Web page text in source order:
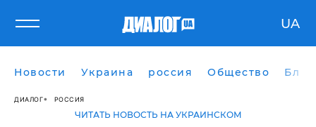
UA
Новости Украина россия Общество
ДИАЛОГ РОССИЯ
ЧИТАТЬ НОВОСТЬ НА УКРАИНСКОМ